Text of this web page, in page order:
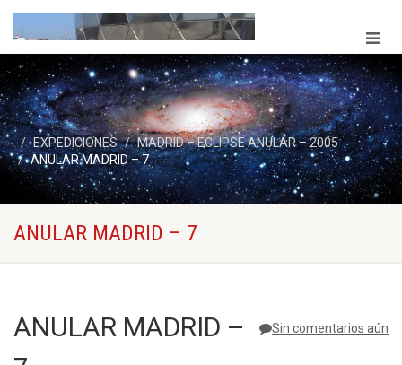
EXPEDICIONES
MADRID – ECLIPSE ANULAR – 2005
ANULAR MADRID – 7
ANULAR MADRID – 7
Sin comentarios aún
ANULAR MADRID –